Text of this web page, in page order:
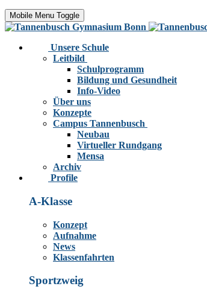
Mobile Menu Toggle
Unsere Schule
Leitbild
Schulprogramm
Bildung und Gesundheit
Info-Video
Über uns
Konzepte
Campus Tannenbusch
Neubau
Virtueller Rundgang
Mensa
Archiv
Profile
A-Klasse
Konzept
Aufnahme
News
Klassenfahrten
Sportzweig